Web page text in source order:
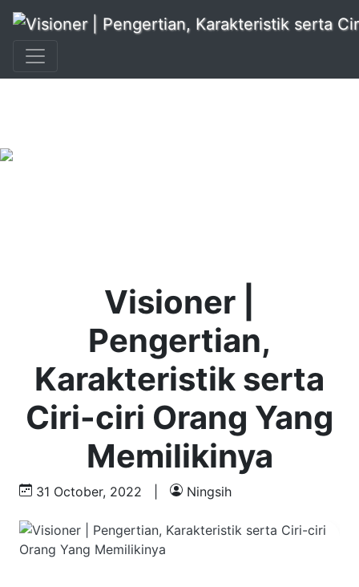
+62 896 6423 0232
Visioner |
Pengertian,
Karakteristik serta
Ciri-ciri Orang Yang
Memilikinya
31 October, 2022 Ningsih